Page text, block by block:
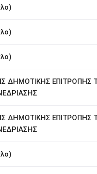
ΔΗΜΟΤΙΚΗΣ ΕΠΙΤΡΟΠΗΣ
ΔΗΜΟΤΙΚΗΣ ΕΠΙΤΡΟΠΗΣ